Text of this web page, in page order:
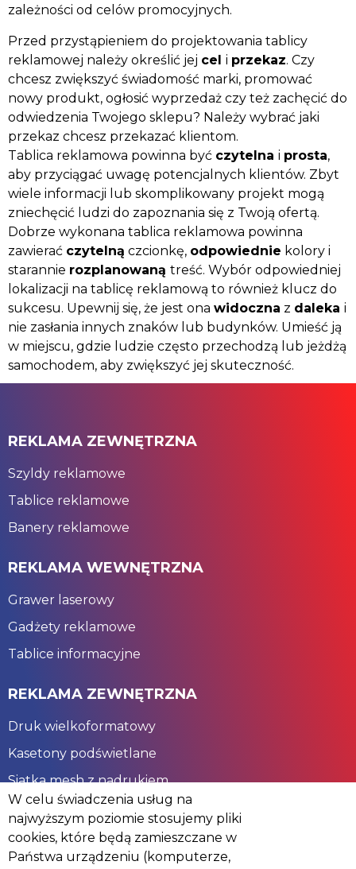
W celu świadczenia usług na
najwyższym poziomie stosujemy pliki
cookies, które będą zamieszczane w
Państwa urządzeniu (komputerze,
zależności od celów promocyjnych.
Przed przystąpieniem do projektowania tablicy
reklamowej należy określić jej cel i przekaz. Czy
chcesz zwiększyć świadomość marki, promować
nowy produkt, ogłosić wyprzedaż czy też zachęcić do
odwiedzenia Twojego sklepu? Należy wybrać jaki
przekaz chcesz przekazać klientom.
Tablica reklamowa powinna być czytelna i prosta,
aby przyciągać uwagę potencjalnych klientów. Zbyt
wiele informacji lub skomplikowany projekt mogą
zniechęcić ludzi do zapoznania się z Twoją ofertą.
Dobrze wykonana tablica reklamowa powinna
zawierać czytelną czcionkę, odpowiednie kolory i
starannie rozplanowaną treść. Wybór odpowiedniej
lokalizacji na tablicę reklamową to również klucz do
sukcesu. Upewnij się, że jest ona widoczna z daleka i
nie zasłania innych znaków lub budynków. Umieść ją
w miejscu, gdzie ludzie często przechodzą lub jeżdżą
samochodem, aby zwiększyć jej skuteczność.
REKLAMA ZEWNĘTRZNA
Szyldy reklamowe
Tablice reklamowe
Banery reklamowe
REKLAMA WEWNĘTRZNA
Grawer laserowy
Gadżety reklamowe
Tablice informacyjne
REKLAMA ZEWNĘTRZNA
Druk wielkoformatowy
Kasetony podświetlane
Siatka mesh z nadrukiem
ZOSTAŃMY W KONTAKCIE
ul. 11 Listopada 45, 08-110 Siedlce